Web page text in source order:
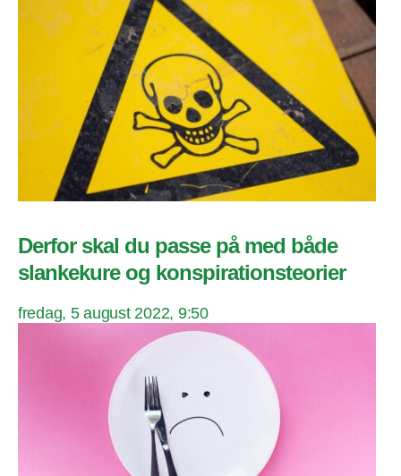
Derfor skal du passe på med både
slankekure og konspirationsteorier
fredag, 5 august 2022, 9:50